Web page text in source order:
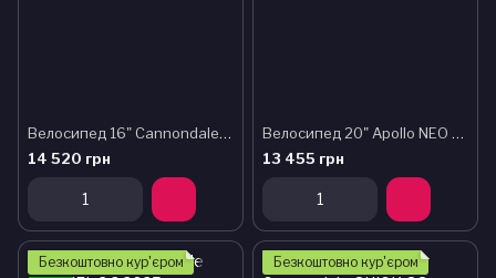
Велосипед 16" Cannondale TRAIL SS BOYS 2024 ARD
14 520 грн
Велосипед 20" Apollo NEO 6s boys Brushed Alloy / Black / Blue Fade
13 455 грн
Безкоштовно кур'єром
Безкоштовно кур'єром